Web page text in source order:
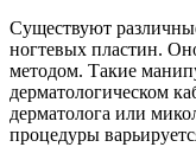
Существуют
ногтевых пластин.
методом. Такие
дерматологическом
дерматолога или
процедуры